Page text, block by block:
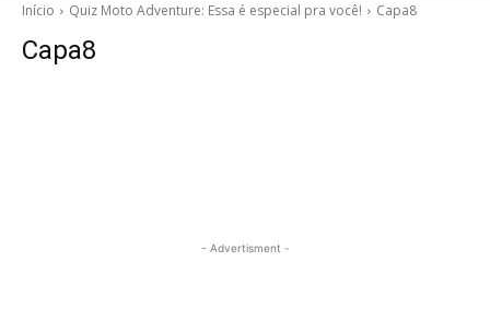
Início Quiz Moto Adventure: Essa é especial pra você! Capa8
Capa8
- Advertisment -